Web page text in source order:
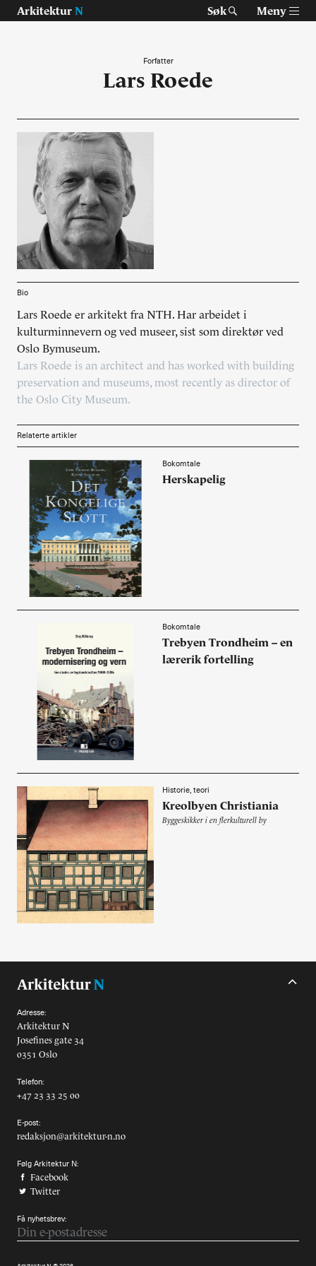
Arkitektur N Søk Meny
Temaer
Prosjekter
Artikler
Om Arkitektur N
Siste utgave
Alle utgaver
Abonnere
Made in Norway
Bokomtaler
Forfattere
Arkitekter
Forfatter
Lars Roede
Bio
Lars Roede er arkitekt fra NTH. Har arbeidet i
kulturminnevern og ved museer, sist som direktør ved
Oslo Bymuseum.
Lars Roede is an architect and has worked with building
preservation and museums, most recently as director of
the Oslo City Museum.
Relaterte artikler
Bokomtale
Herskapelig
Bokomtale
Trebyen Trondheim – en
lærerik fortelling
Historie, teori
Kreolbyen Christiania
Byggeskikker i en flerkulturell by
Adresse:
Arkitektur N
Josefines gate 34
0351 Oslo
Telefon:
+47 23 33 25 00
E-post:
redaksjon@arkitektur-n.no
Følg Arkitektur N:
Facebook
Twitter
Få nyhetsbrev: